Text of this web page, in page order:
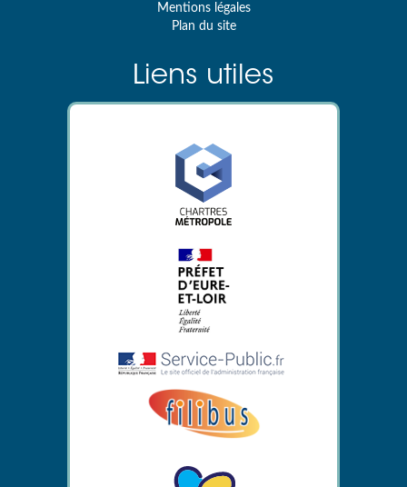
Mentions légales
Plan du site
Liens utiles